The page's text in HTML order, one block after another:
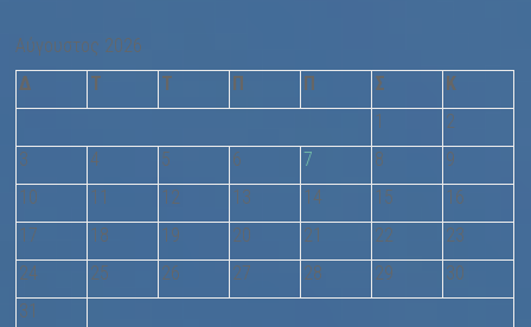
Αύγουστος 2026
Δ
Τ Τ Π Π Σ
Κ
1
2
3
4 5 6 7 8
9
10
11 12 13 14 15
16
17
18 19 20 21 22
23
24
25 26 27 28 29
30
31